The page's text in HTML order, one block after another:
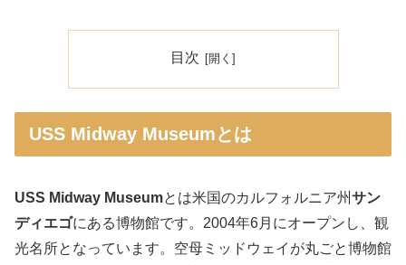
目次
USS Midway Museumとは
USS Midway Museumとは米国のカルフォルニア州サン
ディエゴにある博物館です。2004年6月にオープンし、観
光名所となっています。空母ミッドウェイが丸ごと博物館